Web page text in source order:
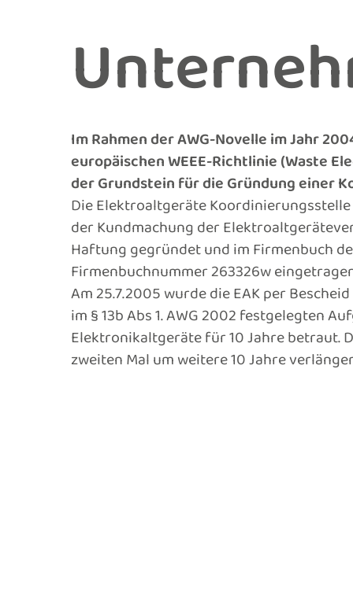
Im Rahmen der AWG-Novelle im Jahr
europäischen WEEE-Richtlinie (Waste
der Grundstein für die Gründung einer
Die Elektroaltgeräte Koordinierungsstelle
der Kundmachung der
Haftung gegründet und im Firmenbuch
Firmenbuchnummer 263326w
Am 25.7.2005 wurde die EAK per
im § 13b Abs 1. AWG 2002 festgelegten
Elektronikaltgeräte für 10 Jahre betraut.
zweiten Mal um weitere 10 Jahre